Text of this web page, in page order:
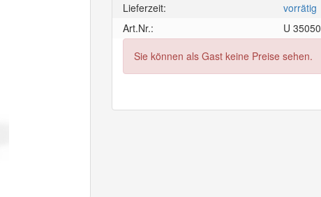
Lieferzeit:
vorrätig
Art.Nr.:
U 35050
Sie können als Gast keine Preise sehen.